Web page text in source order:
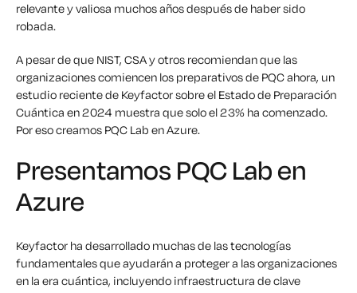
relevante y valiosa muchos años después de haber sido
robada.
A pesar de que NIST, CSA y otros recomiendan que las
organizaciones comiencen los preparativos de PQC ahora, un
estudio reciente de Keyfactor sobre el Estado de Preparación
Cuántica en 2024 muestra que solo el 23% ha comenzado.
Por eso creamos PQC Lab en Azure.
Presentamos PQC Lab en
Azure
Keyfactor ha desarrollado muchas de las tecnologías
fundamentales que ayudarán a proteger a las organizaciones
en la era cuántica, incluyendo infraestructura de clave